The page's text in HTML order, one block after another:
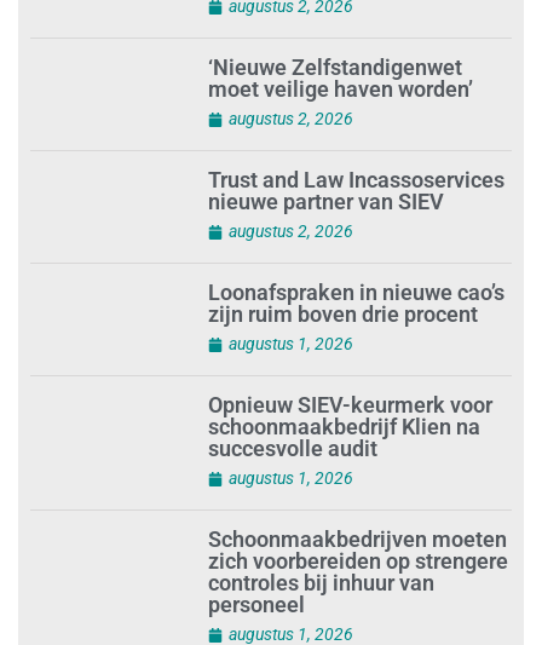
augustus 2, 2026
‘Nieuwe Zelfstandigenwet
moet veilige haven worden’
augustus 2, 2026
Trust and Law Incassoservices
nieuwe partner van SIEV
Loonafspraken in nieuwe cao’s
augustus 1, 2026
Opnieuw SIEV-keurmerk voor
succesvolle audit
augustus 1, 2026